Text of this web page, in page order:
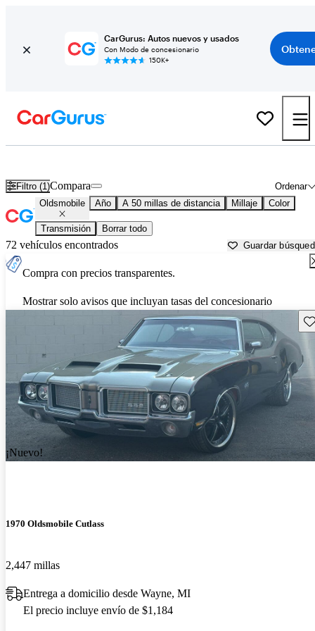
CarGurus: Autos nuevos y usados
Con Modo de concesionario
150K+
Filtro (1) Ordenar
Compara
Oldsmobile Año A 50 millas de distancia Millaje Color
Transmisión Borrar todo
72 vehículos encontrados Guardar
Compra con precios transparentes.
Mostrar solo avisos que incluyan tasas del concesionario
¡Nuevo!
1970 Oldsmobile Cutlass
2,447 millas
Entrega a domicilio desde Wayne, MI
El precio incluye envío de $1,184